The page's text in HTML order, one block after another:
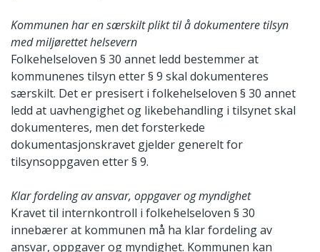
Kommunen har en særskilt plikt til å dokumentere tilsyn
med miljørettet helsevern
Folkehelseloven § 30 annet ledd bestemmer at
kommunenes tilsyn etter § 9 skal dokumenteres
særskilt. Det er presisert i folkehelseloven § 30 annet
ledd at uavhengighet og likebehandling i tilsynet skal
dokumenteres, men det forsterkede
dokumentasjonskravet gjelder generelt for
tilsynsoppgaven etter § 9.
Klar fordeling av ansvar, oppgaver og myndighet
Kravet til internkontroll i folkehelseloven § 30
innebærer at kommunen må ha klar fordeling av
ansvar, oppgaver og myndighet. Kommunen kan